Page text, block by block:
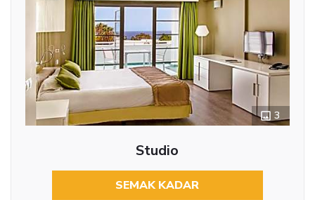
3
Studio
SEMAK KADAR